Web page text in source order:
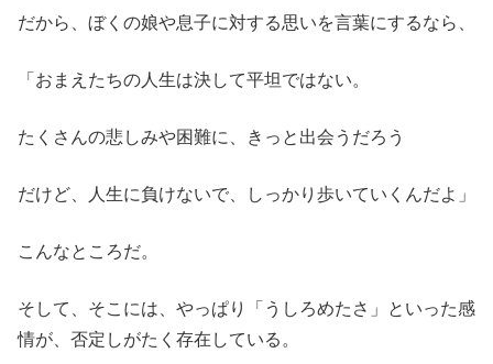
だから、ぼくの娘や息子に対する思いを言葉にするなら、
「おまえたちの人生は決して平坦ではない。
たくさんの悲しみや困難に、きっと出会うだろう
だけど、人生に負けないで、しっかり歩いていくんだよ」
こんなところだ。
そして、そこには、やっぱり「うしろめたさ」といった感
情が、否定しがたく存在している。